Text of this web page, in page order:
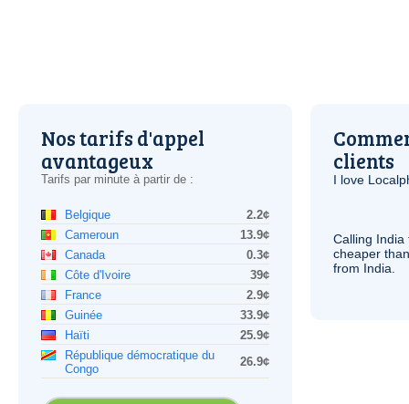
Nos tarifs d'appel
avantageux
Tarifs par minute à partir de :
Belgique
2.2¢
Cameroun
13.9¢
Canada
0.3¢
Côte d'Ivoire
39¢
France
2.9¢
Guinée
33.9¢
Haïti
25.9¢
République démocratique du
Congo
26.9¢
clients
I love
Calling
cheaper
from India.